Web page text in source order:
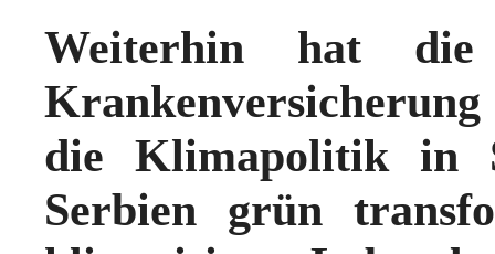
Weiterhin hat
die Klimapolitik in
Serbien grün